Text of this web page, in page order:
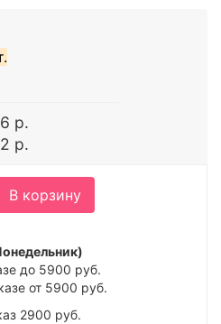
р.
р.
В корзину
до 5900 руб.
от 5900 руб.
2900 руб.